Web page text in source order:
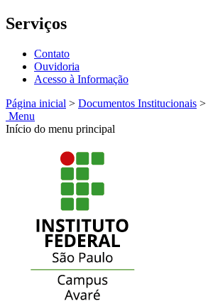
Serviços
Contato
Ouvidoria
Acesso à Informação
Página inicial > Documentos Institucionais >
Menu
Início do menu principal